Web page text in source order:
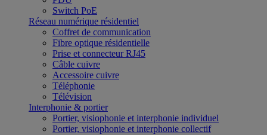
Switch PoE
Réseau numérique résidentiel
Coffret de communication
Fibre optique résidentielle
Prise et connecteur RJ45
Câble cuivre
Accessoire cuivre
Téléphonie
Télévision
Interphonie & portier
Portier, visiophonie et interphonie individuel
Portier, visiophonie et interphonie collectif